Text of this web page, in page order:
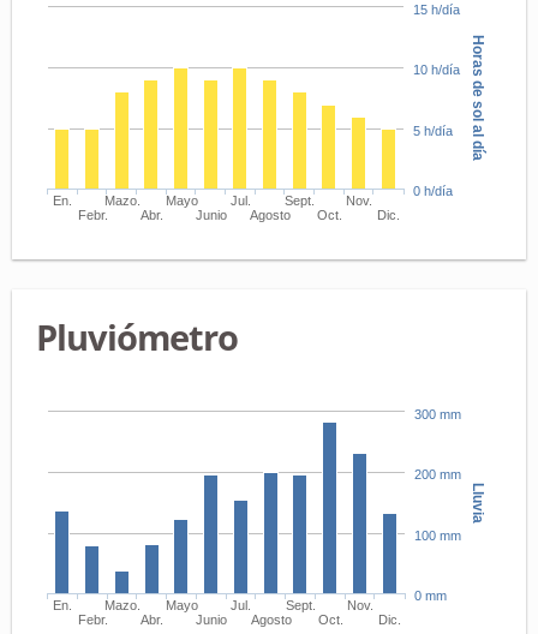
Horas de sol al día
En.
Febr.
Mazo.
Abr.
Mayo
Junio
Jul.
Agosto
Sept.
Oct.
Nov.
Dic.
0 h/día
5 h/día
10 h/día
15 h/día
Pluviómetro
Lluvia
En.
Febr.
Mazo.
Abr.
Mayo
Junio
Jul.
Agosto
Sept.
Oct.
Nov.
Dic.
0 mm
100 mm
200 mm
300 mm